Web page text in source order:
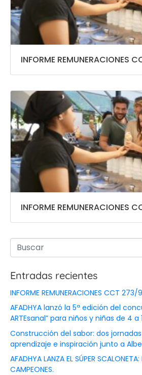
INFORME REMUNERACIONES
INFORME REMUNERACIONES
Entradas recientes
INFORME REMUNERACIONES CCT 273/
AFADHYA lanzó la 5ª edición del
ARTEsanal” para niños y niñas de 4 a
Construcción del sabor: dos
aprendizaje e inspiración junto a
AFADHYA LANZA EL SÚPER
CAMPEONES.